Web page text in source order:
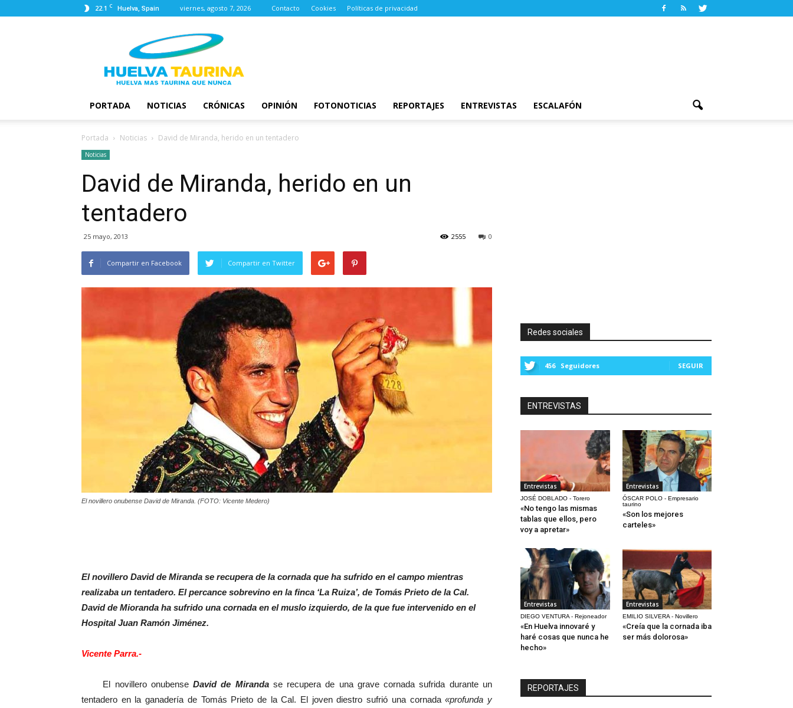
22.1 C Huelva, Spain viernes, agosto 7, 2026 Contacto Cookies Políticas de privacidad
Taurina
PORTADA NOTICIAS CRÓNICAS OPINIÓN FOTONOTICIAS REPORTAJES ENTREVISTAS ESCALAFÓN
Portada Noticias David de Miranda, herido en un tentadero
Noticias
David de Miranda, herido en un
tentadero
25 mayo, 2013 0
2555
Compartir en Facebook Compartir en Twitter
El novillero onubense David de Miranda. (FOTO: Vicente Medero)
El novillero David de Miranda se recupera de la cornada que ha sufrido en el campo mientras
realizaba un tentadero. El percance sobrevino en la finca ‘La Ruiza’, de Tomás Prieto de la Cal.
David de Mioranda ha sufrido una cornada en el muslo izquierdo, de la que fue intervenido en el
Hospital Juan Ramón Jiménez.
Vicente Parra.-
El novillero onubenseDavid de Mirandase recupera de una grave cornada sufrida durante un
tentadero en la ganadería de Tomás Prieto de la Cal. El joven diestro sufrió una cornada«profunda y
Redes sociales
456 Seguidores SEGUIR
ENTREVISTAS
Entrevistas
JOSÉ DOBLADO - Torero
«No tengo las mismas
tablas que ellos, pero
voy a apretar»
Entrevistas
ÓSCAR POLO - Empresario
taurino
«Son los mejores
carteles»
Entrevistas
DIEGO VENTURA - Rejoneador
«En Huelva innovaré y
haré cosas que nunca he
hecho»
Entrevistas
EMILIO SILVERA - Novillero
«Creía que la cornada iba
ser más dolorosa»
REPORTAJES